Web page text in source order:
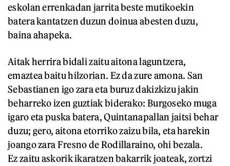
eskolan errenkadan jarrita beste mutikoekin
batera kantatzen duzun doinua abesten duzu,
baina ahapeka.
Aitak herrira bidali zaitu aitona laguntzera,
emaztea baitu hilzorian. Ez da zure amona. San
Sebastianen igo zara eta buruz dakizkizu jakin
beharreko izen guztiak biderako: Burgoseko muga
igaro eta puska batera, Quintanapallan jaitsi behar
duzu; gero, aitona etorriko zaizu bila, eta harekin
joango zara Fresno de Rodillaraino, ohi bezala.
Ez zaitu askorik ikaratzen bakarrik joateak, zortzi